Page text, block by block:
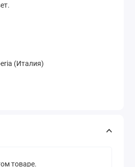
(Италия)
товаре.